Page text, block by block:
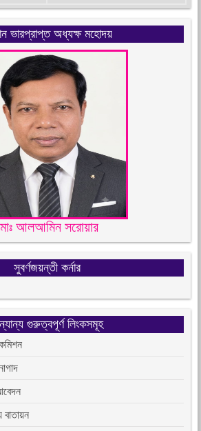
ভারপ্রাপ্ত অধ্যক্ষ মহোদয়
আলআমিন সরোয়ার
সুবর্ণজয়ন্তী কর্নার
গুরুত্বপূর্ণ লিংকসমূহ
বাতায়ন